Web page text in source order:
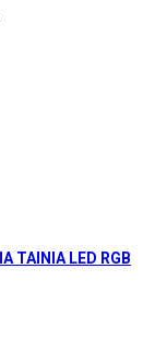
ΤΑΙΝΙΑ LED RGB